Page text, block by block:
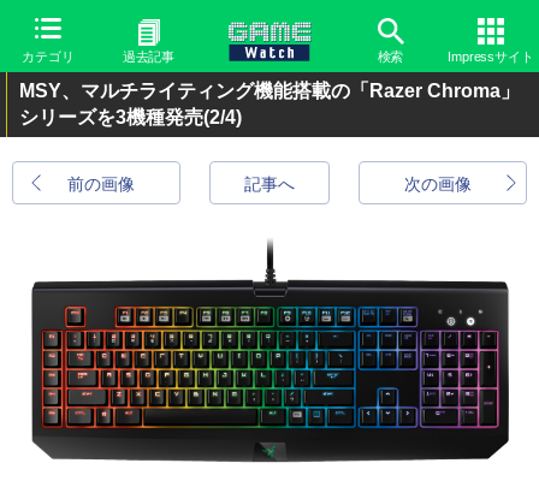
カテゴリ 過去記事 検索 Impressサイト
MSY、マルチライティング機能搭載の「Razer Chroma」
シリーズを3機種発売(2/4)
前の画像 次の画像
記事へ